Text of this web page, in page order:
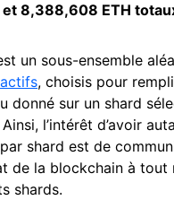
8,388,608 ETH
un sous-ensemble
actifs, choisis pour
donné sur un shard
l’intérêt d’avoir
shard est de
de la blockchain à tout
shards.